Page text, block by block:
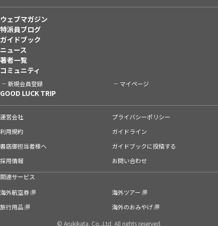
ウェブマガジン
特派員ブログ
ガイドブック
ニュース
著者一覧
コミュニティ
新規会員登録 マイページ
GOOD LUCK TRIP
運営会社
プライバシーポリシー
利用規約
ガイドライン
書店御担当者様へ
ガイドブックに投稿する
採用情報
お問い合わせ
関連サービス
海外航空券
海外ツアー
旅行用品
海外のおみやげ
© Arukikata. Co.,Ltd. All rights reserved.